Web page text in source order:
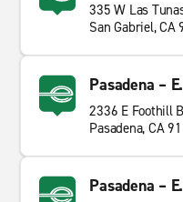
335 W Las
San Gabriel, CA
Pasadena –
2336 E Foothill
Pasadena, CA
Pasadena –